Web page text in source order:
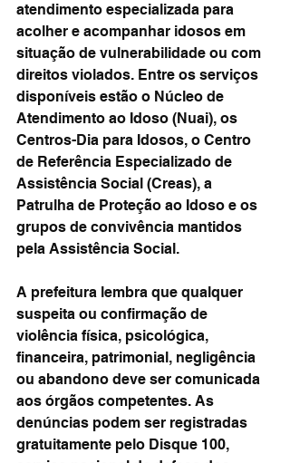
atendimento especializada para
acolher e acompanhar idosos em
situação de vulnerabilidade ou com
direitos violados. Entre os serviços
disponíveis estão o Núcleo de
Atendimento ao Idoso (Nuai), os
Centros-Dia para Idosos, o Centro
de Referência Especializado de
Assistência Social (Creas), a
Patrulha de Proteção ao Idoso e os
grupos de convivência mantidos
pela Assistência Social.
A prefeitura lembra que qualquer
suspeita ou confirmação de
violência física, psicológica,
financeira, patrimonial, negligência
ou abandono deve ser comunicada
aos órgãos competentes. As
denúncias podem ser registradas
gratuitamente pelo Disque 100,